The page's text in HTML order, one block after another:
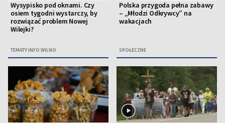
Wysypisko pod oknami. Czy
osiem tygodni wystarczy, by
rozwiązać problem Nowej
Wilejki?
TEMATY INFO WILNO
Polska przygoda pełna zabawy
– „Młodzi Odkrywcy” na
wakacjach
SPOŁECZNE